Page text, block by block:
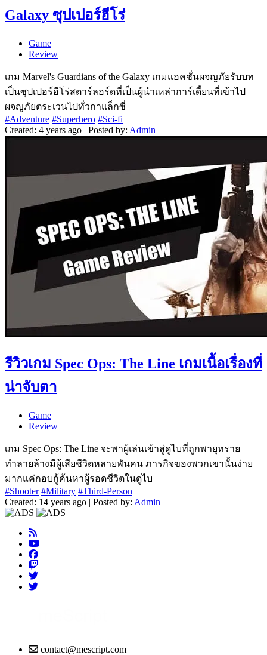
Galaxy ซุปเปอร์ฮีโร่
Game
Review
เกม Marvel's Guardians of the Galaxy เกมแอคชั่นผจญภัยรับบท
เป็นซุปเปอร์ฮีโร่สตาร์ลอร์ดที่เป็นผู้นำเหล่าการ์เดี้ยนที่เข้าไป
ผจญภัยตระเวนไปทั่วกาแล็กซี่
#Adventure #Superhero #Sci-fi
Created: 4 years ago | Posted by: Admin
รีวิวเกม Spec Ops: The Line เกมเนื้อเรื่องที่
น่าจับตา
Game
Review
เกม Spec Ops: The Line จะพาผู้เล่นเข้าสู่ดูไบที่ถูกพายุทราย
ทำลายล้างมีผู้เสียชีวิตหลายพันคน ภารกิจของพวกเขานั้นง่าย
มากแค่กอบกู้ค้นหาผู้รอดชีวิตในดูไบ
#Shooter #Military #Third-Person
Created: 14 years ago | Posted by: Admin
contact@mescript.com